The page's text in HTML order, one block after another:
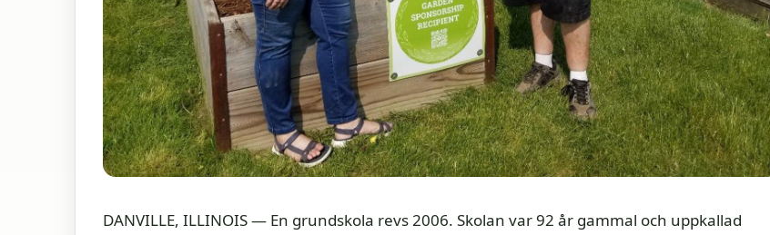
DANVILLE, ILLINOIS — En grundskola revs 2006. Skolan var 92 år gammal och uppkallad